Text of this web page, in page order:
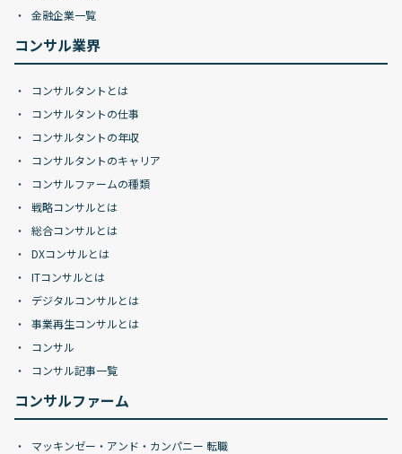
金融企業一覧
コンサル業界
コンサルタントとは
コンサルタントの仕事
コンサルタントの年収
コンサルタントのキャリア
コンサルファームの種類
戦略コンサルとは
総合コンサルとは
DXコンサルとは
ITコンサルとは
デジタルコンサルとは
事業再生コンサルとは
コンサル
コンサル記事一覧
コンサルファーム
マッキンゼー・アンド・カンパニー 転職